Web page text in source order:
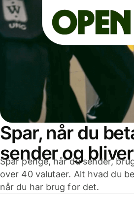
Spar, når du
sender og
Spar penge, når du sender,
over 40 valutaer. Alt hvad du
når du har brug for det.